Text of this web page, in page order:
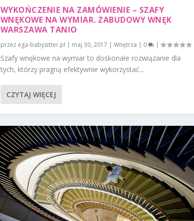
WYKOŃCZENIE NA ZAMÓWIENIE – SZAFY
WNĘKOWE NA WYMIAR. ZABUDOWY WNĘK
WARSZAWA TANIO
przez ega-babysitter.pl | maj 30, 2017 | Wnętrza | 0 |
Szafy wnękowe na wymiar to doskonałe rozwiązanie dla
tych, którzy pragną efektywnie wykorzystać...
CZYTAJ WIĘCEJ